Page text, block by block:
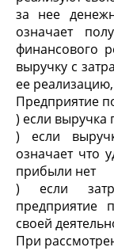
за нее
означает
финансового
выручку с
ее
Предприятие
) если выручка
) если
означает что
прибыли нет
) если
предприятие
своей
При